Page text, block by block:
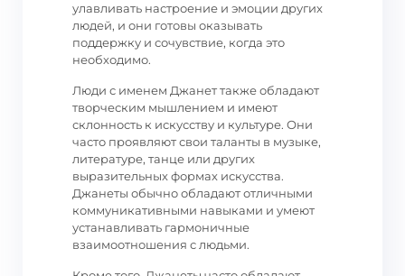
улавливать настроение и эмоции других
людей, и они готовы оказывать
поддержку и сочувствие, когда это
необходимо.
Люди с именем Джанет также обладают
творческим мышлением и имеют
склонность к искусству и культуре. Они
часто проявляют свои таланты в музыке,
литературе, танце или других
выразительных формах искусства.
Джанеты обычно обладают отличными
коммуникативными навыками и умеют
устанавливать гармоничные
взаимоотношения с людьми.